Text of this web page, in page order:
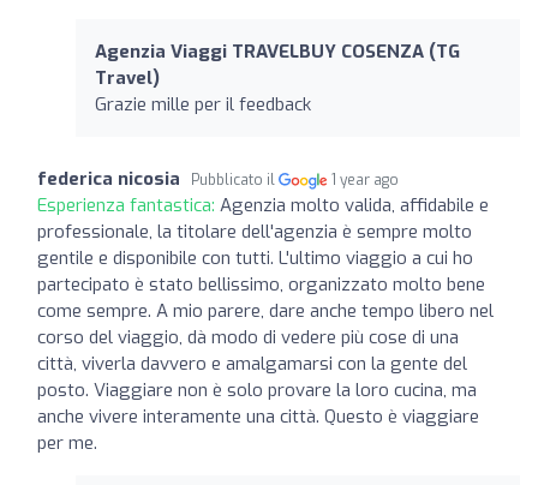
Agenzia Viaggi TRAVELBUY COSENZA (TG
Travel)
Grazie mille per il feedback
federica nicosia Pubblicato il 1 year ago
Esperienza fantastica: Agenzia molto valida, affidabile e
professionale, la titolare dell'agenzia è sempre molto
gentile e disponibile con tutti. L'ultimo viaggio a cui ho
partecipato è stato bellissimo, organizzato molto bene
come sempre. A mio parere, dare anche tempo libero nel
corso del viaggio, dà modo di vedere più cose di una
città, viverla davvero e amalgamarsi con la gente del
posto. Viaggiare non è solo provare la loro cucina, ma
anche vivere interamente una città. Questo è viaggiare
per me.